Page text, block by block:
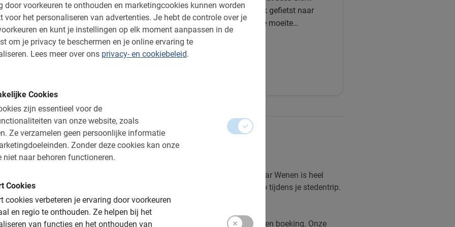
door voorkeuren te onthouden en marketingcookies kunnen worden
voor het personaliseren van advertenties. Je hebt de controle over je
en kunt je instellingen op elk moment aanpassen in de
om je privacy te beschermen en je online ervaring te
Lees meer over ons privacy- en cookiebeleid.
Cookies
zijn essentieel voor de
van onze website, zoals
Ze verzamelen geen persoonlijke informatie
Zonder deze cookies kan onze
niet naar behoren functioneren.
Cookies
cookies verbeteren je ervaring door voorkeuren
en regio te onthouden. Ze helpen bij het
van functies en het onthouden van
Wenen tijdens onze kerst
de mooiste
bij elkaar zitten. Daarna nog flink gefietst naar
Hundertwasser, leuke tocht en de moeite
waard. Onderweg veel enthousiaste verhalen
van onze gids.
de Oostenrijkse hoofdstad. Je zou het misschien niet verwachten, maar Wenen is heel
en recent aangepaste infrastructuur maakt een fietsexcursie een must-do tijdens je stedentrip.
hieronder en klik op de link voor meer informatie en het maken van een boeking. Onze